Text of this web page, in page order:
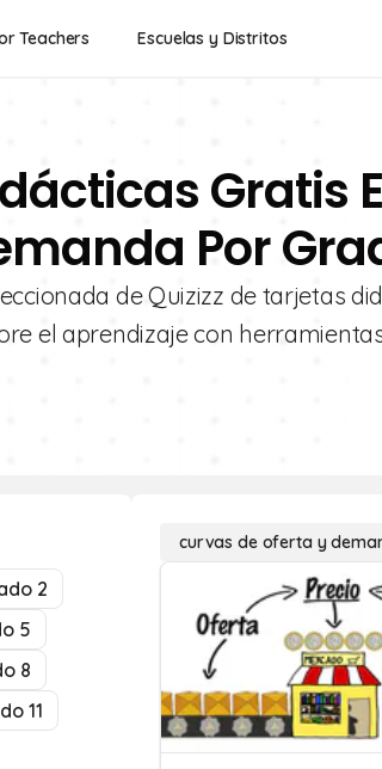
Teachers Escuelas y Distritos
Gratis
Por
de Quizizz de tarjetas
el aprendizaje con
2
5
8
11
curvas de oferta y